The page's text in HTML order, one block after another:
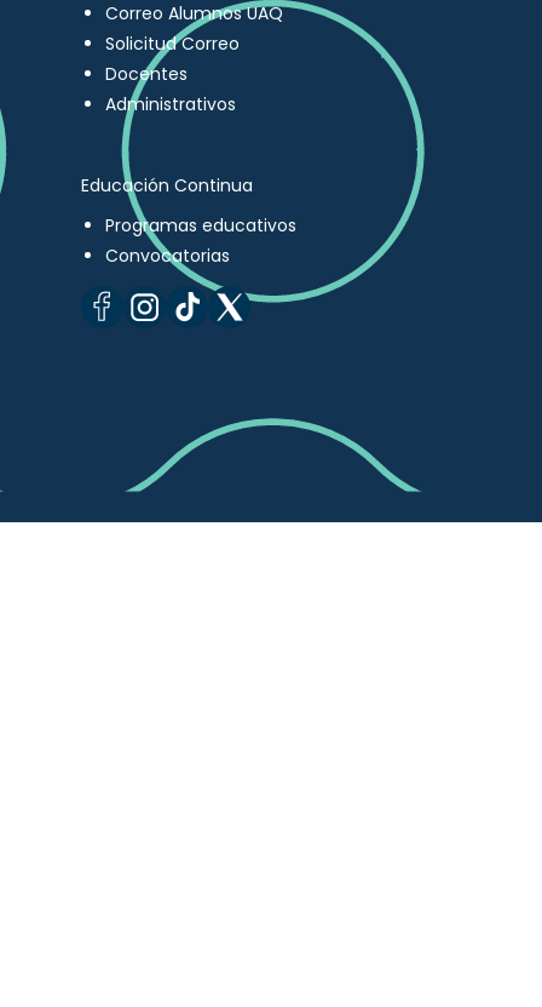
Correo Alumnos UAQ
Solicitud Correo
Docentes
Administrativos
Educación Continua
Programas educativos
Convocatorias